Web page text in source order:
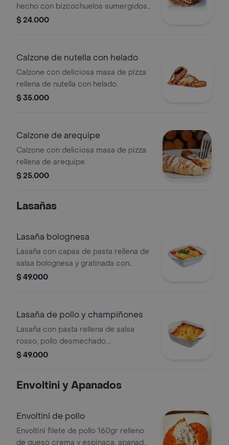
hecho con bizcochuelos sumergidos
en expreso y amaretto con una
$ 24.000
Calzone de nutella con helado
Calzone con deliciosa masa de pizza
rellena de nutella con helado.
$ 35.000
Calzone de arequipe
Calzone con deliciosa masa de pizza
rellena de arequipe.
$ 25.000
Lasañas
Lasaña bolognesa
Lasaña con capas de pasta rellena de
salsa bolognesa y gratinada con
queso mozzarella, la porción es
$ 49.000
Lasaña de pollo y champiñones
Lasaña con pasta rellena de salsa
rosso, pollo desmechado,
champiñones, gratinada con queso,
$ 49.000
Envoltini y Apanados
Envoltini de pollo
Envoltini filete de pollo 160gr relleno
de queso crema y espinaca, apanado